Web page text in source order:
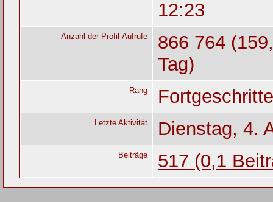
12:23
Anzahl der Profil-Aufrufe
866 764
Tag)
Rang
Letzte Aktivität Dienstag, 4.
Beiträge 517 (0,1